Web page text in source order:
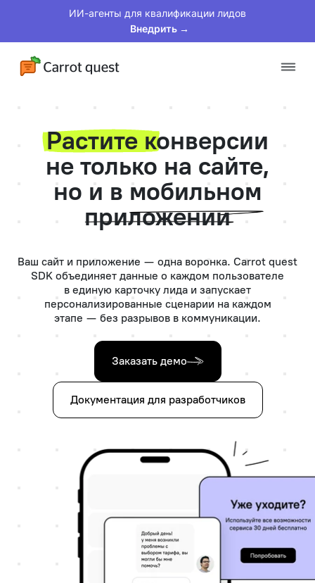
ИИ-агенты для квалификации лидов
Внедрить →
Решения
Клиенты
Растите конверсии
не только на сайте,
но и в мобильном
приложении
Ваш сайт и приложение — одна воронка. Carrot quest
SDK объединяет данные о каждом пользователе
в единую карточку лида и запускает
персонализированные сценарии на каждом
этапе — без разрывов в коммуникации.
Заказать демо
Документация для разработчиков